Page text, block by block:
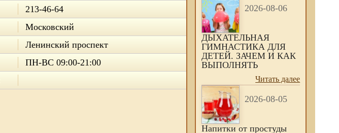
213-46-64
Московский
Ленинский проспект
ПН-ВС 09:00-21:00
2026-08-06
ДЫХАТЕЛЬНАЯ
ГИМНАСТИКА ДЛЯ
ДЕТЕЙ. ЗАЧЕМ И КАК
ВЫПОЛНЯТЬ
Читать далее
2026-08-05
Напитки от простуды